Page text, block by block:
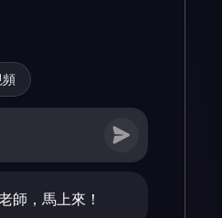
師，馬上來！